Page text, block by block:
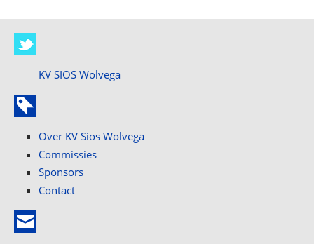
KV SIOS Wolvega
Over KV Sios Wolvega
Commissies
Sponsors
Contact